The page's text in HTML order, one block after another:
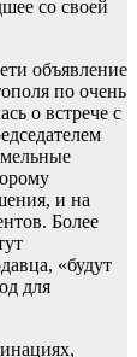
со своей
объявление
по очень
о встрече с
и на
Более
«будут
для